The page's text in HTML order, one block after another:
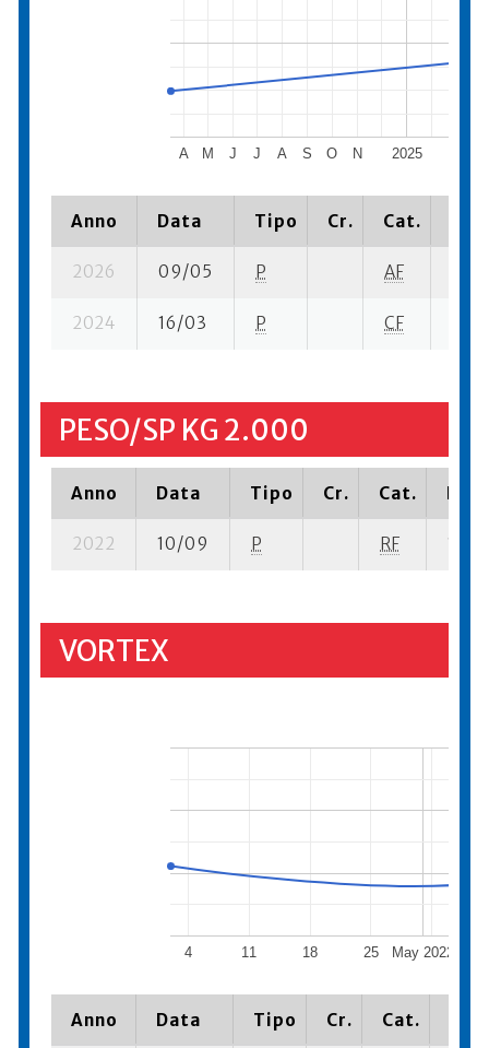
2025
A M J J A S O N
Anno Data Tipo Cr. Cat.
2026 09/05 P AF
2024 16/03 P CF
PESO/SP KG 2.000
Anno Data Tipo Cr. Cat.
2022 10/09 P RF 10
VORTEX
May 2022
4 11 18 25
Anno Data Tipo Cr. Cat.